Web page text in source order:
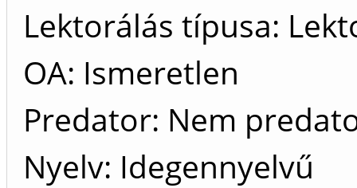
Lektorálás típusa:
OA: Ismeretlen
Predator: Nem
Nyelv: Idegennyelvű